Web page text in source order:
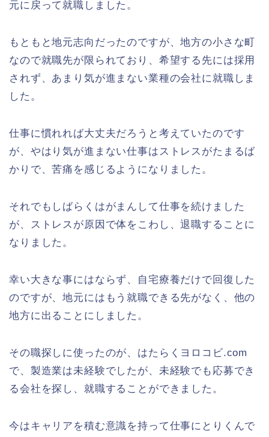
元に戻って就職しました。
もともと地元志向だったのですが、地方の小さな町
なので就職先が限られており、希望する先には採用
されず、あまり気が進まない業種の会社に就職しま
した。
仕事に慣れれば大丈夫だろうと考えていたのです
が、やはり気が進まない仕事はストレスがたまるば
かりで、苦痛を感じるようになりました。
それでもしばらくはがまんして仕事を続けました
が、ストレスが原因で体をこわし、退職することに
なりました。
幸い大きな事にはならず、自宅療養だけで回復した
のですが、地元にはもう就職できる先がなく、他の
地方に出ることにしました。
その職探しに使ったのが、はたらくヨロコビ.com
で、製造業は未経験でしたが、未経験でも応募でき
る会社を探し、就職することができました。
今はキャリアを積む意識を持って仕事にとりくんで